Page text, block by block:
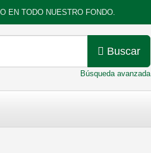
EN TODO NUESTRO FONDO.
Buscar
Búsqueda avanzada